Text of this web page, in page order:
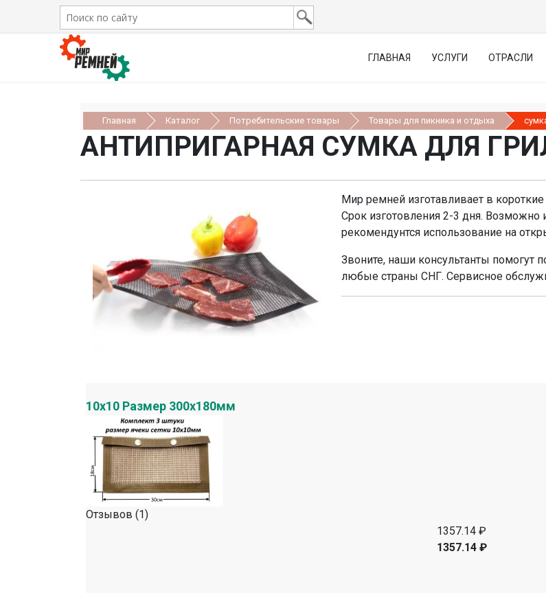
ГЛАВНАЯ УСЛУГИ ОТРАСЛИ
Главная Каталог Потребительские товары Товары для пикника и отдыха
АНТИПРИГАРНАЯ СУМКА ДЛЯ
Мир ремней изготавливает в
Срок изготовления 2-3 дня.
рекомендунтся использование на
Звоните, наши консультанты помогут
любые страны СНГ. Сервисное
10х10 Размер 300х180мм
Отзывов (1)
1357.14 ₽
1357.14 ₽